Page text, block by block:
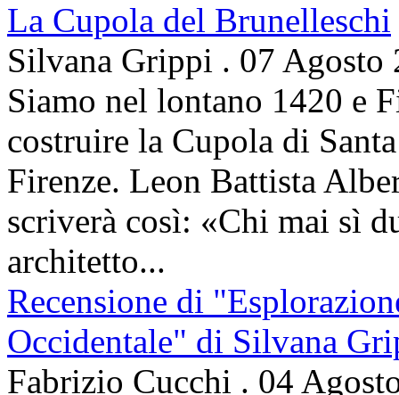
La Cupola del Brunelleschi
Silvana Grippi . 07 Agosto
Siamo nel lontano 1420 e
costruire la Cupola di
Firenze. Leon Battista
scriverà così: «Chi mai sì
architetto...
Recensione di
Occidentale" di Silvana
Fabrizio Cucchi . 04